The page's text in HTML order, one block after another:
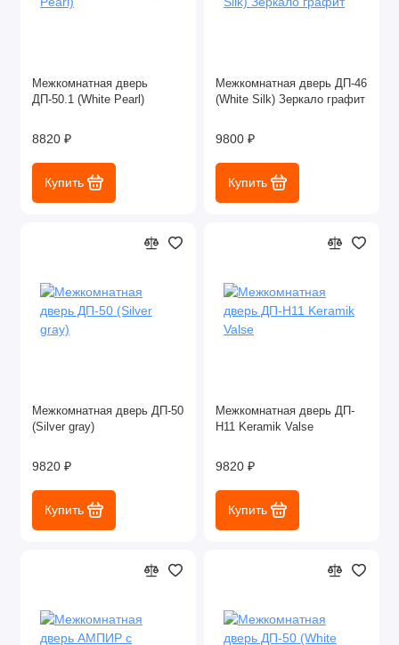
Межкомнатная дверь
ДП-50.1 (White Pearl)
8820 ₽
Купить
Межкомнатная дверь ДП-46
(White Silk) Зеркало графит
9800 ₽
Купить
Межкомнатная дверь ДП-50
(Silver gray)
9820 ₽
Купить
Межкомнатная дверь ДП-
Н11 Keramik Valse
9820 ₽
Купить